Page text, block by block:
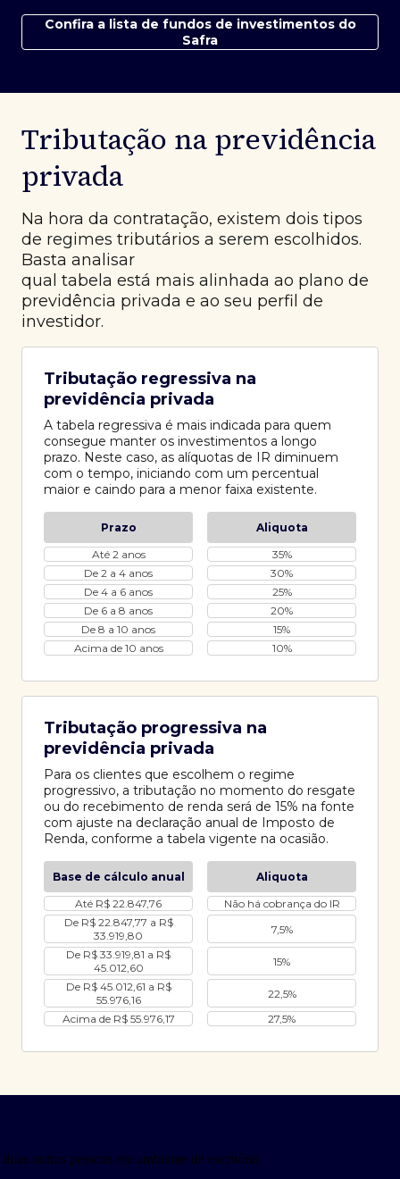
Confira a lista de fundos de investimentos do
Safra
Tributação na previdência
privada
Na hora da contratação, existem dois tipos
de regimes tributários a serem escolhidos.
Basta analisar
qual tabela está mais alinhada ao plano de
previdência privada e ao seu perfil de
investidor.
Tributação regressiva na
previdência privada
A tabela regressiva é mais indicada para quem
consegue manter os investimentos a longo
prazo. Neste caso, as alíquotas de IR diminuem
com o tempo, iniciando com um percentual
maior e caindo para a menor faixa existente.
Prazo
Aliquota
Até 2 anos
35%
De 2 a 4 anos
30%
De 4 a 6 anos
25%
De 6 a 8 anos
20%
De 8 a 10 anos
15%
Acima de 10 anos
10%
Tributação progressiva na
previdência privada
Para os clientes que escolhem o regime
progressivo, a tributação no momento do resgate
ou do recebimento de renda será de 15% na fonte
com ajuste na declaração anual de Imposto de
Renda, conforme a tabela vigente na ocasião.
Base de cálculo anual
Aliquota
Até R$ 22.847,76
Não há cobrança do IR
De R$ 22.847,77 a R$
33.919,80
7,5%
De R$ 33.919,81 a R$
45.012,60
15%
De R$ 45.012,61 a R$
55.976,16
22,5%
Acima de R$ 55.976,17
27,5%